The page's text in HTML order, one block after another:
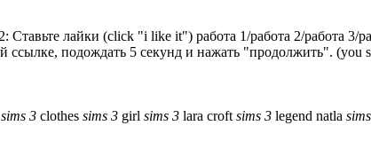
лайки (click "i like it") работа 1/работа 2/работа 3/
ссылке, подождать 5 секунд и нажать "продолжить". (you
sims 3 clothes sims 3 girl sims 3 lara croft sims 3 legend natla sims